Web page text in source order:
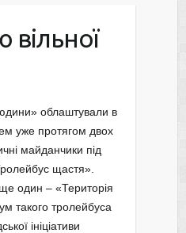
вільної
облаштували в
уже протягом двох
майданчики під
щастя».
один – «Територія
такого тролейбуса
ініціативи